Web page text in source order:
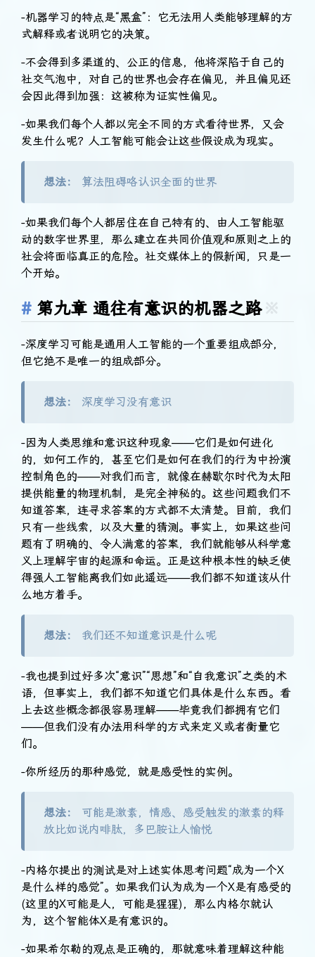
-机器学习的特点是“黑盒”：它无法用人类能够理解的方
式解释或者说明它的决策。
-不会得到多渠道的、公正的信息，他将深陷于自己的
社交气泡中，对自己的世界也会存在偏见，并且偏见还
会因此得到加强：这被称为证实性偏见。
-如果我们每个人都以完全不同的方式看待世界，又会
发生什么呢？人工智能可能会让这些假设成为现实。
想法： 算法阻碍咯认识全面的世界
-如果我们每个人都居住在自己特有的、由人工智能驱
动的数字世界里，那么建立在共同价值观和原则之上的
社会将面临真正的危险。社交媒体上的假新闻，只是一
个开始。
第九章 通往有意识的机器之路
-深度学习可能是通用人工智能的一个重要组成部分，
但它绝不是唯一的组成部分。
想法： 深度学习没有意识
-因为人类思维和意识这种现象——它们是如何进化
的，如何工作的，甚至它们是如何在我们的行为中扮演
控制角色的——对我们而言，就像在赫歇尔时代为太阳
提供能量的物理机制，是完全神秘的。这些问题我们不
知道答案，连寻求答案的方式都不太清楚。目前，我们
只有一些线索，以及大量的猜测。事实上，如果这些问
题有了明确的、令人满意的答案，我们就能够从科学意
义上理解宇宙的起源和命运。正是这种根本性的缺乏使
得强人工智能离我们如此遥远——我们都不知道该从什
么地方着手。
想法： 我们还不知道意识是什么呢
-我也提到过好多次“意识”“思想”和“自我意识”之类的术
语，但事实上，我们都不知道它们具体是什么东西。看
上去这些概念都很容易理解——毕竟我们都拥有它们
——但我们没有办法用科学的方式来定义或者衡量它
们。
-你所经历的那种感觉，就是感受性的实例。
想法：
可能是激素，情感、感受触发的激素的释
放比如说内啡肽，多巴胺让人愉悦
-内格尔提出的测试是对上述实体思考问题“成为一个X
是什么样的感觉”。如果我们认为成为一个X是有感受的
(这里的X可能是人，可能是猩猩)，那么内格尔就认
为，这个智能体X是有意识的。
-如果希尔勒的观点是正确的，那就意味着理解这种能